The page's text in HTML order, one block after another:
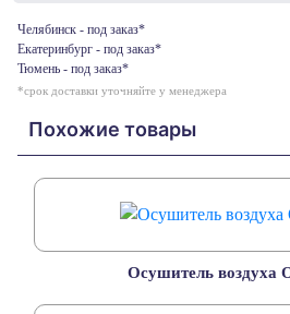
Челябинск - под заказ*
Екатеринбург - под заказ*
Тюмень - под заказ*
*срок доставки уточняйте у менеджера
Похожие товары
Осушитель воздуха